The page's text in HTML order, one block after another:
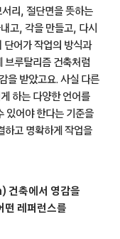
리, 절단면을 뜻하는
고, 각을 만들고, 다시
단어가 작업의 방식과
브루탈리즘 건축처럼
을 받았고요. 사실 다른
하는 다양한 언어를
있어야 한다는 기준을
하고 명확하게 작업을
건축에서 영감을
떤 레퍼런스를